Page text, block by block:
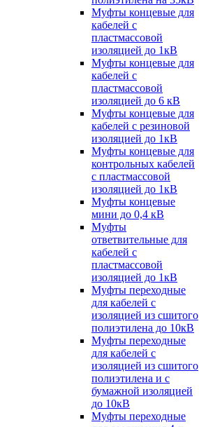
Муфты концевые для
кабелей с
пластмассовой
изоляцией до 1кВ
Муфты концевые для
кабелей с
пластмассовой
изоляцией до 6 кВ
Муфты концевые для
кабелей с резиновой
изоляцией до 1кВ
Муфты концевые для
контрольных кабелей
с пластмассовой
изоляцией до 1кВ
Муфты концевые
мини до 0,4 кВ
Муфты
ответвительные для
кабелей с
пластмассовой
изоляцией до 1кВ
Муфты переходные
для кабелей с
изоляцией из сшитого
полиэтилена до 10кВ
Муфты переходные
для кабелей с
изоляцией из сшитого
полиэтилена и с
бумажной изоляцией
до 10кВ
Муфты переходные